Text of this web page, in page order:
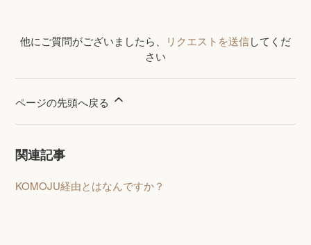
他にご質問がございましたら、 リクエストを送信してくだ
さい
ページの先頭へ戻る
関連記事
KOMOJU経由とはなんですか？